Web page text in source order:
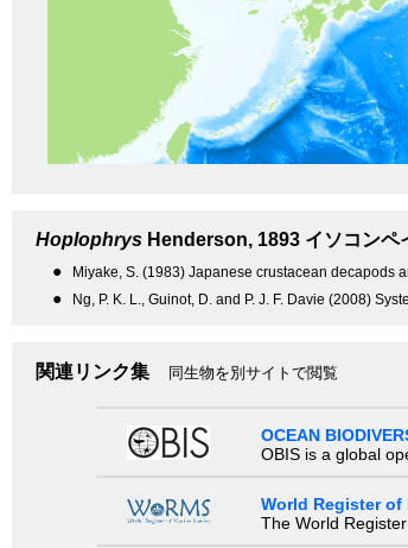
Hoplophrys Henderson, 1893 イソコンペ
● Miyake, S. (1983) Japanese crustacean decapods
● Ng, P. K. L., Guinot, D. and P. J. F. Davie (2008)
関連リンク集 同生物を別サイトで閲覧
OCEAN
OBIS is a global
World Register of
The World